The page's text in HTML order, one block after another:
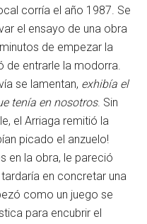
corría el año 1987. Se
el ensayo de una obra
de empezar la
de entrarle la modorra.
se lamentan, exhibía el
tenía en nosotros. Sin
el Arriaga remitió la
picado el anzuelo!
en la obra, le pareció
en concretar una
como un juego se
para encubrir el